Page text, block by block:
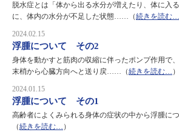
脱水症とは「体から出る水分が増えたり、体に入
に、体内の水分が不足した状態……（続きを読む…
2024.02.15
浮腫について その2
身体を動かすと筋肉の収縮に伴ったポンプ作用で
末梢から心臓方向へと送り戻……（続きを読む… ）
2024.01.15
浮腫について その1
高齢者によくみられる身体の症状の中から浮腫に
（続きを読む… ）